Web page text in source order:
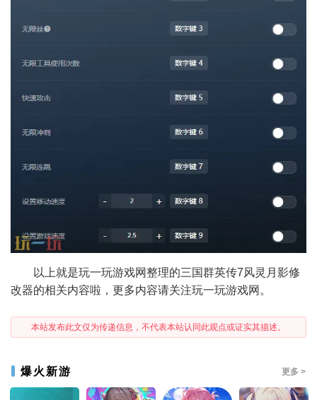
以上就是玩一玩游戏网整理的三国群英传7风灵月影修
改器的相关内容啦，更多内容请关注玩一玩游戏网。
本站发布此文仅为传递信息，不代表本站认同此观点或证实其描述。
爆火新游 更多 >